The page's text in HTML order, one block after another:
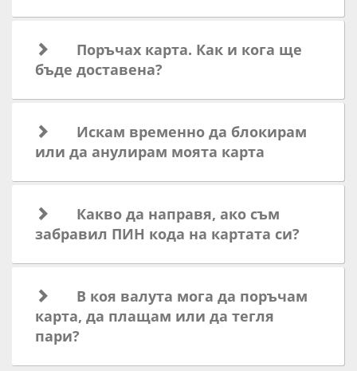
Поръчах карта. Как и кога ще
бъде доставена?
Искам временно да блокирам
или да анулирам моята карта
Какво да направя, ако съм
забравил ПИН кода на картата си?
В коя валута мога да поръчам
карта, да плащам или да тегля
пари?